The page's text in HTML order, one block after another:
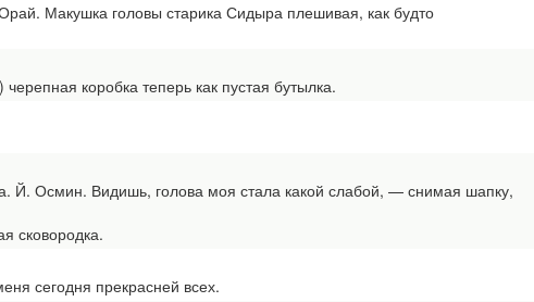
Макушка головы старика Сидыра плешивая, как будто
коробка теперь как пустая бутылка.
Осмин. Видишь, голова моя стала какой слабой, — снимая шапку,
сковородка.
сегодня прекрасней всех.